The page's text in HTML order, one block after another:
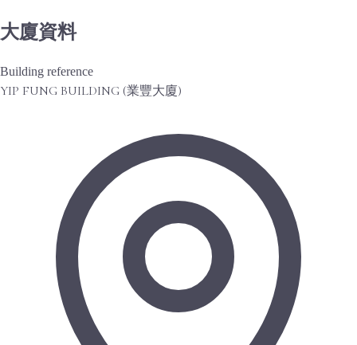
大廈資料
Building reference
YIP FUNG BUILDING (業豐大廈)